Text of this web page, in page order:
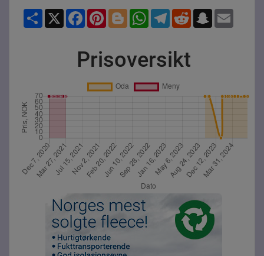
Share X FacebookPinterestBloggerWhatsAppTelegramReddit Snapchat
Prisoversikt